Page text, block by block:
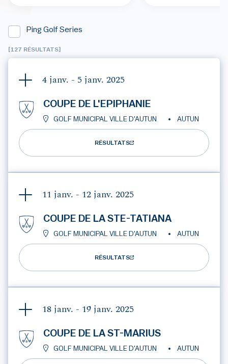
Ping Golf Series
[127 RÉSULTATS]
4 janv. - 5 janv. 2025
COUPE DE L'EPIPHANIE
GOLF MUNICIPAL VILLE D'AUTUN AUTUN
RÉSULTATS
11 janv. - 12 janv. 2025
COUPE DE LA STE-TATIANA
GOLF MUNICIPAL VILLE D'AUTUN AUTUN
RÉSULTATS
18 janv. - 19 janv. 2025
COUPE DE LA ST-MARIUS
GOLF MUNICIPAL VILLE D'AUTUN AUTUN